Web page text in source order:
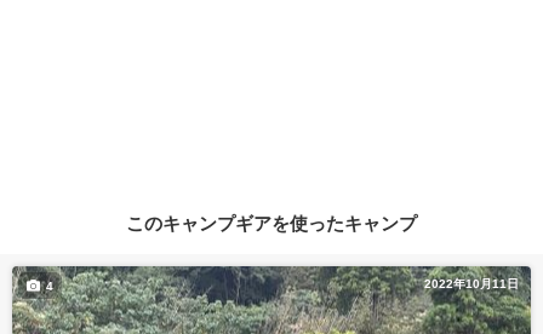
このキャンプギアを使ったキャンプ
2022年10月11日
4